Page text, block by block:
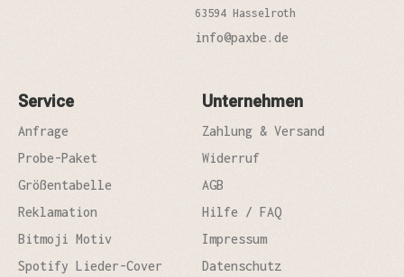
63594 Hasselroth
info@paxbe.de
Service
Anfrage
Probe-Paket
Größentabelle
Reklamation
Bitmoji Motiv
Spotify Lieder-Cover
Unternehmen
Zahlung & Versand
Widerruf
AGB
Hilfe / FAQ
Impressum
Datenschutz